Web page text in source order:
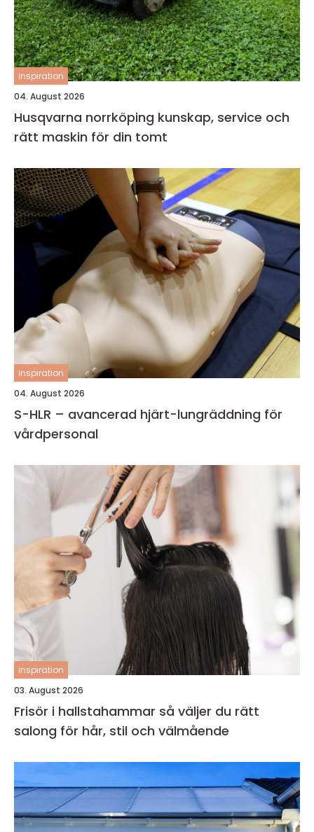
inspiration
04. August 2026
Husqvarna norrköping kunskap, service och
rätt maskin för din tomt
inspiration
04. August 2026
S-HLR – avancerad hjärt-lungräddning för
vårdpersonal
inspiration
03. August 2026
Frisör i hallstahammar så väljer du rätt
salong för hår, stil och välmående